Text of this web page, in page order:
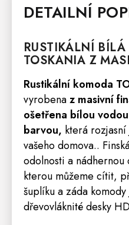
DETAILNÍ
RUSTIKÁLNÍ BÍLÁ
TOSKANIA Z
Rustikální komoda
vyrobenaz masivní
ošetřena bílou
barvou, která
vašeho domova..
odolnosti a
kterou můžeme cítit,
šuplíku a záda
dřevovláknité desky